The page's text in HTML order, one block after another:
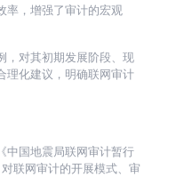
率，增强了审计的宏观
，对其初期发展阶段、现
理化建议，明确联网审计
中国地震局联网审计暂行
联网审计的开展模式、审